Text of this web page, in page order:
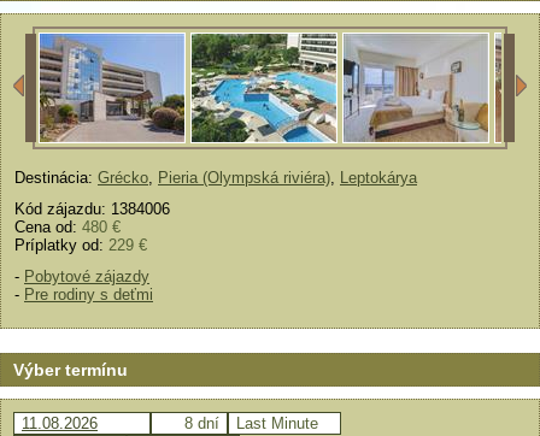
Destinácia: Grécko, Pieria (Olympská riviéra), Leptokárya
Kód zájazdu: 1384006
Cena od: 480 €
Príplatky od: 229 €
- Pobytové zájazdy
- Pre rodiny s deťmi
Výber termínu
11.08.2026 8 dní
Last Minute